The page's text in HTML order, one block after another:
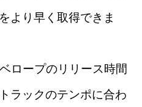
より早く取得できま
ロープのリリース時間
ラックのテンポに合わ